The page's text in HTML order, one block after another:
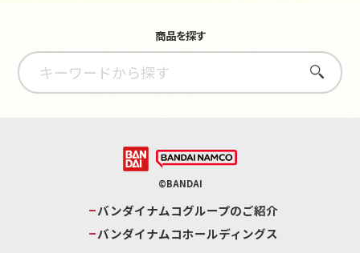
商品を探す
さがす
©BANDAI
バンダイナムコグループのご紹介
バンダイナムコホールディングス